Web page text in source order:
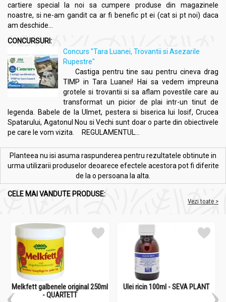
cartiere special la noi sa cumpere produse din magazinele
noastre, si ne-am gandit ca ar fi benefic pt ei (cat si pt noi) daca
am deschide...
CONCURSURI:
Concurs "Tara Luanei, Trovantii si Asezarile
Rupestre"
Castiga pentru tine sau pentru cineva drag
TIMP in Tara Luanei! Hai sa vedem impreuna
grotele si trovantii si sa aflam povestile care au
transformat un picior de plai intr-un tinut de
legenda. Babele de la Ulmet, pestera si biserica lui Iosif, Crucea
Spatarului, Agatonul Nou si Vechi sunt doar o parte din obiectivele
pe care le vom vizita. REGULAMENTUL...
Planteea nu isi asuma raspunderea pentru rezultatele obtinute in
urma utilizarii produselor deoarece efectele acestora pot fi diferite
de la o persoana la alta.
CELE MAI VANDUTE PRODUSE:
Vezi toate >
Melkfett galbenele original 250ml
- QUARTETT
Ulei ricin 100ml - SEVA PLANT